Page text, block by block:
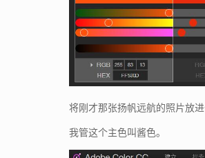
将刚才那张扬帆远航的照片放
我管这个主色叫酱色。